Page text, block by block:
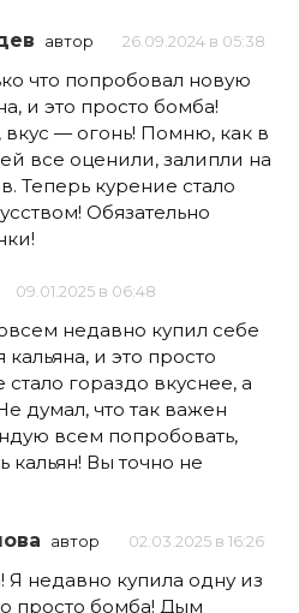
автор 26.09.2024 в 05:38
что попробовал новую
и это просто бомба!
— огонь! Помню, как в
все оценили, залипли на
Теперь курение стало
Обязательно
09.01.2025 в 06:48
недавно купил себе
и это просто
гораздо вкуснее, а
думал, что так важен
всем попробовать,
кальян! Вы точно не
автор 02.03.2025 в 16:26
Я недавно купила одну из
просто бомба! Дым